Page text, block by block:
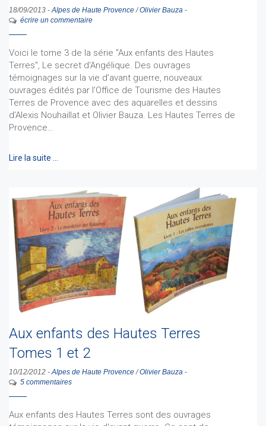
18/09/2013 -Alpes de Haute Provence/Olivier Bauza -
écrire un commentaire
Voici le tome 3 de la série "Aux enfants des Hautes
Terres", Le secret d'Angélique. Des ouvrages
témoignages sur la vie d’avant guerre, nouveaux
ouvrages édités par l’Office de Tourisme des Hautes
Terres de Provence avec des aquarelles et dessins
d’Alexis Nouhaillat et Olivier Bauza. Les Hautes Terres de
Provence…
Lire la suite …
Aux enfants des Hautes Terres
Tomes 1 et 2
10/12/2012 -Alpes de Haute Provence/Olivier Bauza -
5 commentaires
Aux enfants des Hautes Terres sont des ouvrages